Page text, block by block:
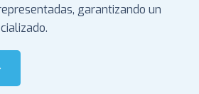
garantizando un